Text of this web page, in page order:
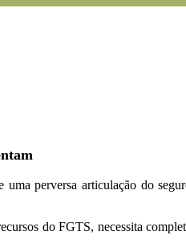
perversa articulação do
do FGTS, necessita